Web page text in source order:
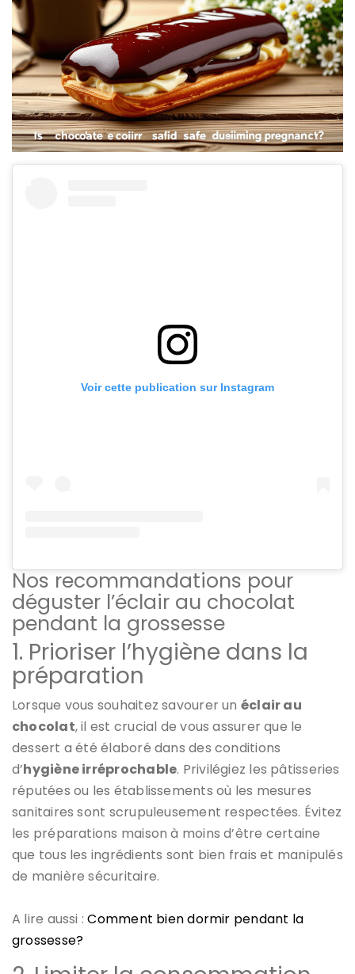
Voir cette publication sur Instagram
Nos recommandations pour
déguster l’éclair au chocolat
pendant la grossesse
1. Prioriser l’hygiène dans la
préparation
Lorsque vous souhaitez savourer un éclair au
chocolat, il est crucial de vous assurer que le
dessert a été élaboré dans des conditions
d’hygiène irréprochable. Privilégiez les pâtisseries
réputées ou les établissements où les mesures
sanitaires sont scrupuleusement respectées. Évitez
les préparations maison à moins d’être certaine
que tous les ingrédients sont bien frais et manipulés
de manière sécuritaire.
A lire aussi :Comment bien dormir pendant la
grossesse?